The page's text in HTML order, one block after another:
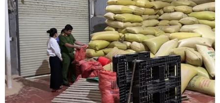
Hàn Quốc tìm giải pháp ứng phó với tình
trạng già hóa dân số
28/01/2023 11:41
NPS ngày 27/1 công bố báo cáo cho biết nguồn quỹ
hưu trí sẽ cạn kiệt vào năm 2055 nếu nước này duy trì